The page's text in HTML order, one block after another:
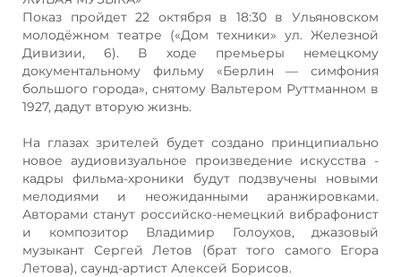
Показ пройдет 22 октября в 18:30 в Ульяновском
молодёжном театре («Дом техники» ул. Железной
Дивизии, 6). В ходе премьеры немецкому
документальному фильму «Берлин — симфония
большого города», снятому Вальтером Руттманном в
1927, дадут вторую жизнь.
На глазах зрителей будет создано принципиально
новое аудиовизуальное произведение искусства -
кадры фильма-хроники будут подзвучены новыми
мелодиями и неожиданными аранжировками.
Авторами станут российско-немецкий вибрафонист
и композитор Владимир Голоухов, джазовый
музыкант Сергей Летов (брат того самого Егора
Летова), саунд-артист Алексей Борисов.